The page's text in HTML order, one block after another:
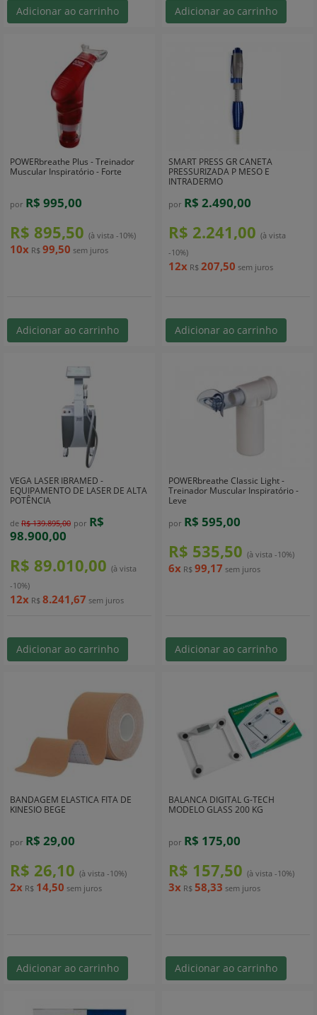
Adicionar ao carrinho Adicionar ao carrinho
POWERbreathe Plus - Treinador
Muscular Inspiratório - Forte
por R$ 995,00
R$ 895,50 (à vista -10%)
10x R$ 99,50 sem juros
Adicionar ao carrinho
SMART PRESS GR CANETA
PRESSURIZADA P MESO E
INTRADERMO
por R$ 2.490,00
R$ 2.241,00 (à vista
-10%)
12x R$ 207,50 sem juros
Adicionar ao carrinho
VEGA LASER IBRAMED -
EQUIPAMENTO DE LASER DE ALTA
POTÊNCIA
de R$ 139.895,00 por R$
98.900,00
R$ 89.010,00 (à vista
-10%)
12x R$ 8.241,67 sem juros
Adicionar ao carrinho
POWERbreathe Classic Light -
Treinador Muscular Inspiratório -
Leve
por R$ 595,00
R$ 535,50 (à vista -10%)
6x R$ 99,17 sem juros
Adicionar ao carrinho
BANDAGEM ELASTICA FITA DE
KINESIO BEGE
por R$ 29,00
R$ 26,10 (à vista -10%)
2x R$ 14,50 sem juros
Adicionar ao carrinho
BALANCA DIGITAL G-TECH
MODELO GLASS 200 KG
por R$ 175,00
R$ 157,50 (à vista -10%)
3x R$ 58,33 sem juros
Adicionar ao carrinho